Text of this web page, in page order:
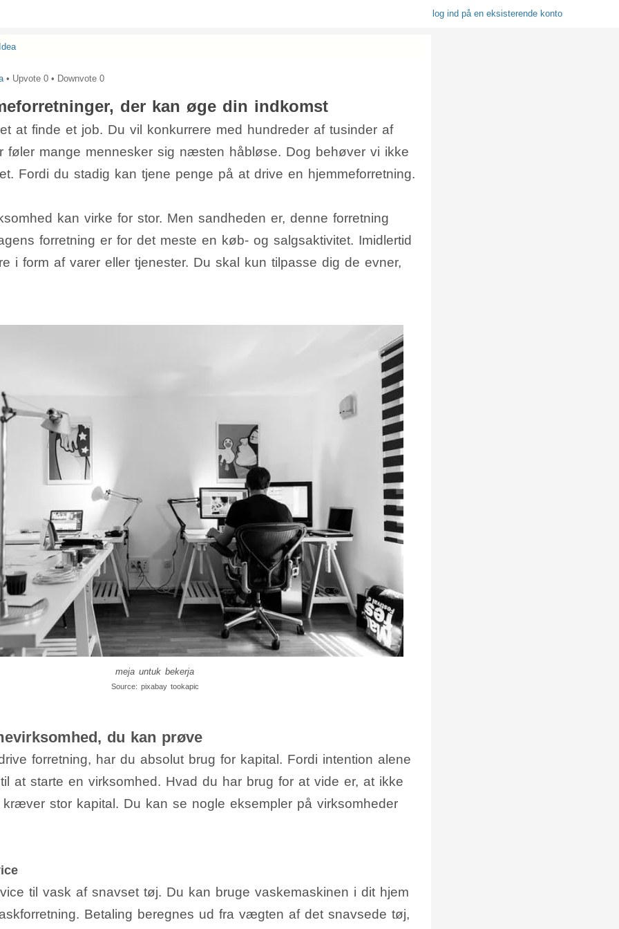
log ind på en eksisterende konto
• Upvote 0 • Downvote 0
der kan øge din indkomst
at finde et job. Du vil konkurrere med hundreder af tusinder af
føler mange mennesker sig næsten håbløse. Dog behøver vi ikke
Fordi du stadig kan tjene penge på at drive en hjemmeforretning.
kan virke for stor. Men sandheden er, denne forretning
forretning er for det meste en køb- og salgsaktivitet. Imidlertid
i form af varer eller tjenester. Du skal kun tilpasse dig de evner,
meja untuk bekerja
Source: pixabay tookapic
du kan prøve
forretning, har du absolut brug for kapital. Fordi intention alene
at starte en virksomhed. Hvad du har brug for at vide er, at ikke
kræver stor kapital. Du kan se nogle eksempler på virksomheder
til vask af snavset tøj. Du kan bruge vaskemaskinen i dit hjem
Betaling beregnes ud fra vægten af det snavsede tøj,